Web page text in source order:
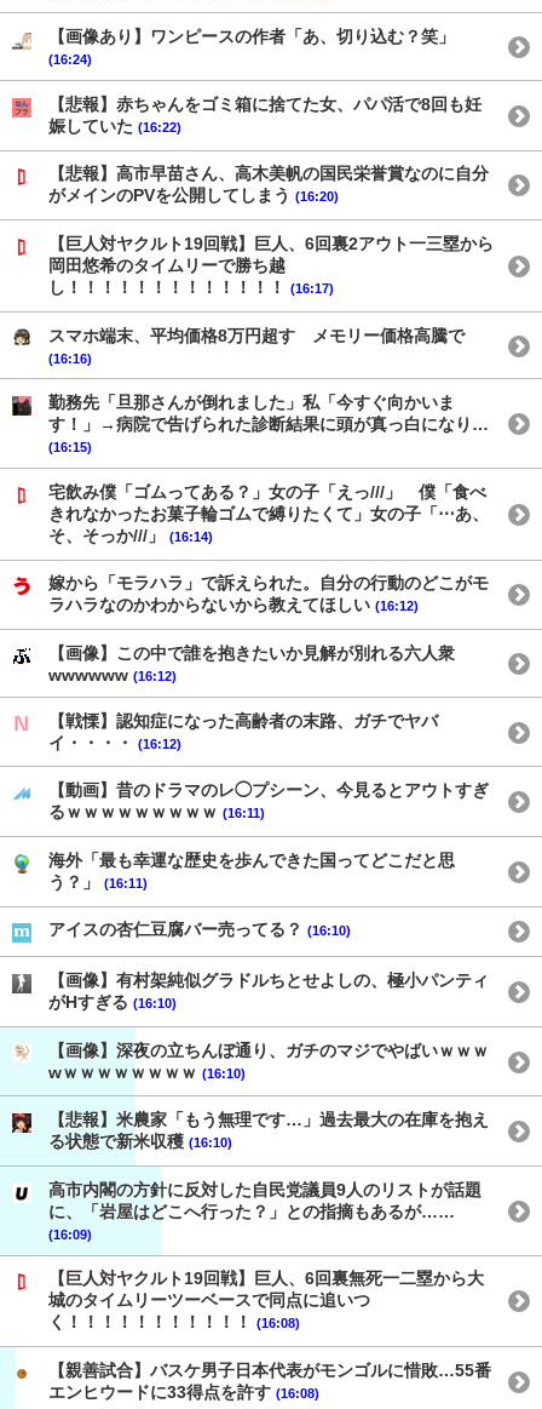
【画像あり】ワンピースの作者「あ、切り込む？笑」
(16:24)
【悲報】赤ちゃんをゴミ箱に捨てた女、パパ活で8回も妊
娠していた (16:22)
【悲報】高市早苗さん、高木美帆の国民栄誉賞なのに自分
がメインのPVを公開してしまう (16:20)
【巨人対ヤクルト19回戦】巨人、6回裏2アウト一三塁から
岡田悠希のタイムリーで勝ち越
し！！！！！！！！！！！！！
(16:17)
スマホ端末、平均価格8万円超す メモリー価格高騰で
(16:16)
勤務先「旦那さんが倒れました」私「今すぐ向かいま
す！」→病院で告げられた診断結果に頭が真っ白になり…
(16:15)
宅飲み僕「ゴムってある？」女の子「えっ///」 僕「食べ
きれなかったお菓子輪ゴムで縛りたくて」女の子「⋯あ、
そ、そっか///」
(16:14)
嫁から「モラハラ」で訴えられた。自分の行動のどこがモ
ラハラなのかわからないから教えてほしい (16:12)
【画像】この中で誰を抱きたいか見解が別れる六人衆
wwwwww (16:12)
【戦慄】認知症になった高齢者の末路、ガチでヤバ
イ・・・・
(16:12)
【動画】昔のドラマのレ◯プシーン、今見るとアウトすぎ
るｗｗｗｗｗｗｗｗｗ (16:11)
海外「最も幸運な歴史を歩んできた国ってどこだと思
う？」
(16:11)
アイスの杏仁豆腐バー売ってる？ (16:10)
【画像】有村架純似グラドルちとせよしの、極小パンティ
がHすぎる (16:10)
【画像】深夜の立ちんぼ通り、ガチのマジでやばいｗｗｗ
wｗｗｗｗｗｗｗｗ (16:10)
【悲報】米農家「もう無理です…」過去最大の在庫を抱え
る状態で新米収穫 (16:10)
高市内閣の方針に反対した自民党議員9人のリストが話題
に、「岩屋はどこへ行った？」との指摘もあるが……
(16:09)
【巨人対ヤクルト19回戦】巨人、6回裏無死一二塁から大
城のタイムリーツーベースで同点に追いつ
く！！！！！！！！！！！
(16:08)
【親善試合】バスケ男子日本代表がモンゴルに惜敗…55番
エンヒウードに33得点を許す (16:08)